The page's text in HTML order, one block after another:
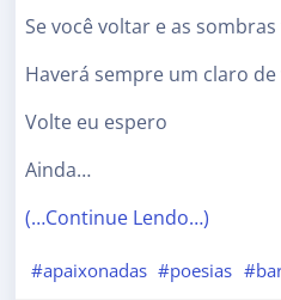
Se você voltar e as
Haverá sempre um claro de
Volte eu espero
Ainda…
(…Continue Lendo…)
#apaixonadas #poesias